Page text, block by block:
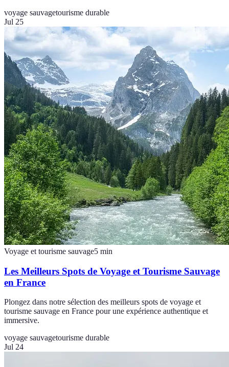
voyage sauvagetourisme durable
Jul 25
Voyage et tourisme sauvage5 min
Les Meilleurs Spots de Voyage et Tourisme Sauvage
en France
Plongez dans notre sélection des meilleurs spots de voyage et
tourisme sauvage en France pour une expérience authentique et
immersive.
voyage sauvagetourisme durable
Jul 24